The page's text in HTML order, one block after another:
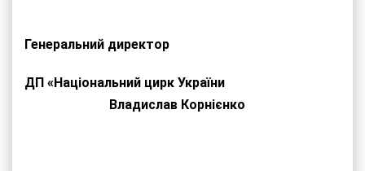
Генеральний директор
ДП «Національний цирк України
Владислав Корнієнко